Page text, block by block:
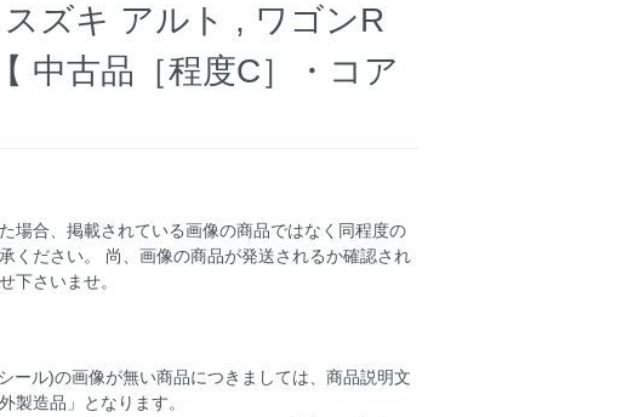
ズキ アルト , ワゴンR
中古品［程度C］・コア
場合、掲載されている画像の商品ではなく同程度の
ください。 尚、画像の商品が発送されるか確認され
下さいませ。
ール)の画像が無い商品につきましては、商品説明文
製造品」となります。